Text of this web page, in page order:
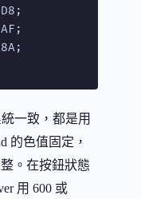
一致，都是用
的色值固定，
。在按鈕狀態
用 600 或